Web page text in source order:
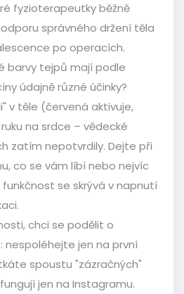
fyzioterapeutky běžně
správného držení těla
po operacích.
barvy tejpů mají podle
údajně různé účinky?
v těle (červená aktivuje,
na srdce – vědecké
zatím nepotvrdily. Dejte při
co se vám líbí nebo nejvíc
se skrývá v napnutí
chci se podělit o
nespoléhejte jen na první
spoustu "zázračných"
jen na Instagramu.